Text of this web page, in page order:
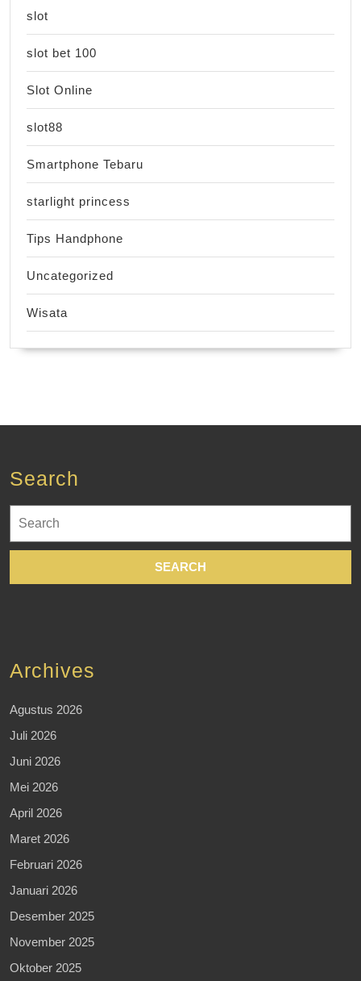
slot
slot bet 100
Slot Online
slot88
Smartphone Tebaru
starlight princess
Tips Handphone
Uncategorized
Wisata
Search
for:
Archives
Agustus 2026
Juli 2026
Juni 2026
Mei 2026
April 2026
Maret 2026
Februari 2026
Januari 2026
Desember 2025
November 2025
Oktober 2025